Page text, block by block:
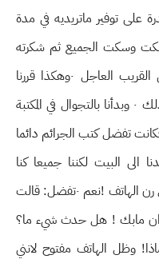
على توفير ماتريديه في مدة
يعجز الباقين عن تحقيقه لك٠ سكت وسكت الجميع ثم شكرته
وقلت له سوف نلتقي ان شاء الله في القريب العاجل ٠وهكذا قررنا
الذهاب اليه عندما تسمح لنا ظروفنا بذلك ٠ وبدأنا بالتجوال في المكتبة
تفضل كتب الجرائم دائما
تحويه٠ خرجنا وعدنا الى البيت لكننا جميعا كنا
مبهورين بهذه الامسية الرائعة٠ وفي الليل رن الهاتف !نعم ٠تفضل: قالت
مابك ! هل حدث شيء ما؟
وظل الهاتف مفتوح لانني